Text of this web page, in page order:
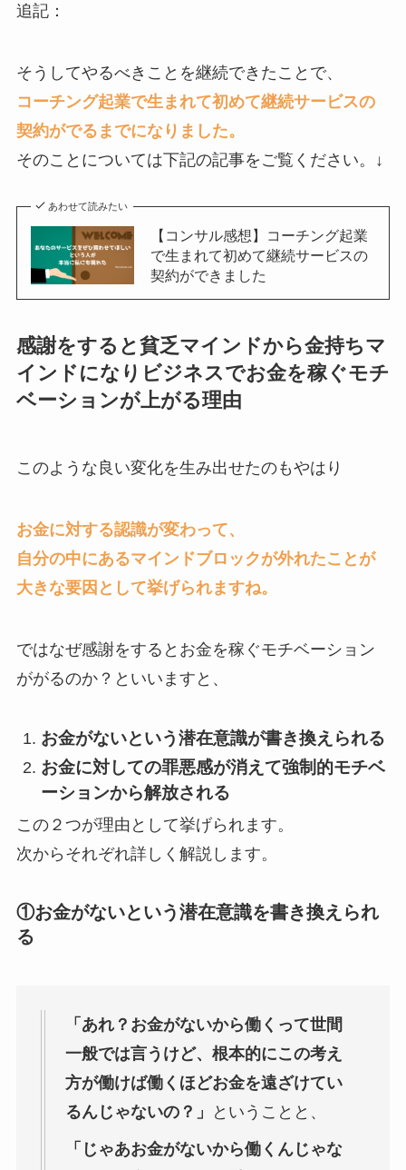
追記：
そうしてやるべきことを継続できたことで、
コーチング起業で生まれて初めて継続サービスの
契約がでるまでになりました。
そのことについては下記の記事をご覧ください。↓
あわせて読みたい
【コンサル感想】コーチング起業
で生まれて初めて継続サービスの
契約ができました
感謝をすると貧乏マインドから金持ちマ
インドになりビジネスでお金を稼ぐモチ
ベーションが上がる理由
このような良い変化を生み出せたのもやはり
お金に対する認識が変わって、
自分の中にあるマインドブロックが外れたことが
大きな要因として挙げられますね。
ではなぜ感謝をするとお金を稼ぐモチベーション
ががるのか？といいますと、
お金がないという潜在意識が書き換えられる
お金に対しての罪悪感が消えて強制的モチベ
ーションから解放される
この２つが理由として挙げられます。
次からそれぞれ詳しく解説します。
①お金がないという潜在意識を書き換えられ
る
「あれ？お金がないから働くって世間
一般では言うけど、根本的にこの考え
方が働けば働くほどお金を遠ざけてい
るんじゃないの？」
ということと、
「じゃあお金がないから働くんじゃな